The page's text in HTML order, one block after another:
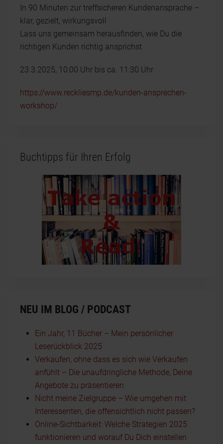
In 90 Minuten zur treffsicheren Kundenansprache –
klar, gezielt, wirkungsvoll
Lass uns gemeinsam herausfinden, wie Du die
richtigen Kunden richtig ansprichst
23.3.2025, 10:00 Uhr bis ca. 11:30 Uhr
https://www.reckliesmp.de/kunden-ansprechen-
workshop/
Buchtipps für Ihren Erfolg
NEU IM BLOG / PODCAST
Ein Jahr, 11 Bücher – Mein persönlicher
Leserückblick 2025
Verkaufen, ohne dass es sich wie Verkaufen
anfühlt – Die unaufdringliche Methode, Deine
Angebote zu präsentieren
Nicht meine Zielgruppe – Wie umgehen mit
Interessenten, die offensichtlich nicht passen?
Online-Sichtbarkeit: Welche Strategien 2025
funktionieren und worauf Du Dich einstellen